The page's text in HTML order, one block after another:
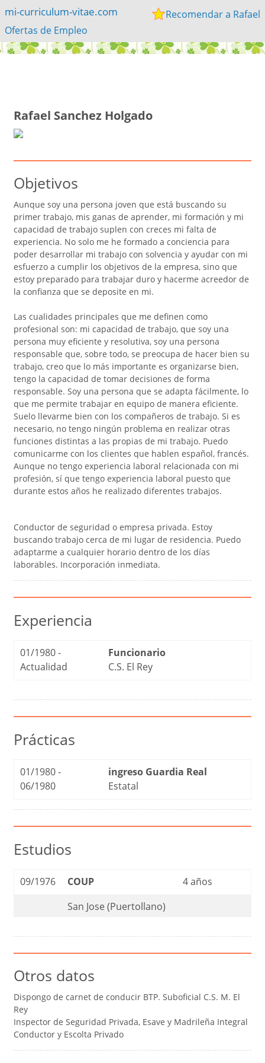
mi-curriculum-vitae.com
Recomendar a Rafael
Ofertas de Empleo
Rafael Sanchez Holgado
Objetivos
Aunque soy una persona joven que está buscando su
primer trabajo, mis ganas de aprender, mi formación y mi
capacidad de trabajo suplen con creces mi falta de
experiencia. No solo me he formado a conciencia para
poder desarrollar mi trabajo con solvencia y ayudar con mi
esfuerzo a cumplir los objetivos de la empresa, sino que
estoy preparado para trabajar duro y hacerme acreedor de
la confianza que se deposite en mi.
Las cualidades principales que me definen como
profesional son: mi capacidad de trabajo, que soy una
persona muy eficiente y resolutiva, soy una persona
responsable que, sobre todo, se preocupa de hacer bien su
trabajo, creo que lo más importante es organizarse bien,
tengo la capacidad de tomar decisiones de forma
responsable. Soy una persona que se adapta fácilmente, lo
que me permite trabajar en equipo de manera eficiente.
Suelo llevarme bien con los compañeros de trabajo. Si es
necesario, no tengo ningún problema en realizar otras
funciones distintas a las propias de mi trabajo. Puedo
comunicarme con los clientes que hablen español, francés.
Aunque no tengo experiencia laboral relacionada con mi
profesión, sí que tengo experiencia laboral puesto que
durante estos años he realizado diferentes trabajos.
Conductor de seguridad o empresa privada. Estoy
buscando trabajo cerca de mi lugar de residencia. Puedo
adaptarme a cualquier horario dentro de los días
laborables. Incorporación inmediata.
Experiencia
01/1980 -
Actualidad
Funcionario
C.S. El Rey
Prácticas
01/1980 -
06/1980
ingreso Guardia Real
Estatal
Estudios
09/1976 COUP
4 años
San Jose (Puertollano)
Otros datos
Dispongo de carnet de conducir BTP. Suboficial C.S. M. El
Rey
Inspector de Seguridad Privada, Esave y Madrileña Integral
Conductor y Escolta Privado